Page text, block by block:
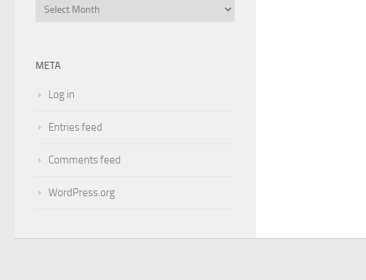
Archives
META
Log in
Entries feed
Comments feed
WordPress.org